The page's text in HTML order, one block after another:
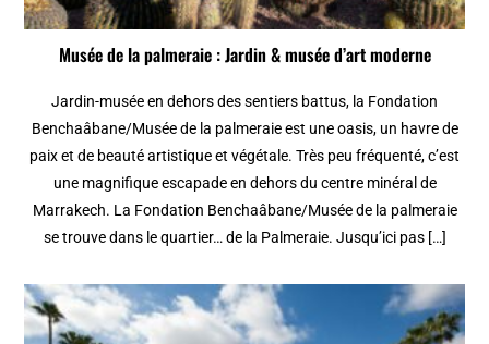
Musée de la palmeraie : Jardin & musée d’art moderne
Jardin-musée en dehors des sentiers battus, la Fondation
Benchaâbane/Musée de la palmeraie est une oasis, un havre de
paix et de beauté artistique et végétale. Très peu fréquenté, c’est
une magnifique escapade en dehors du centre minéral de
Marrakech. La Fondation Benchaâbane/Musée de la palmeraie
se trouve dans le quartier… de la Palmeraie. Jusqu’ici pas […]